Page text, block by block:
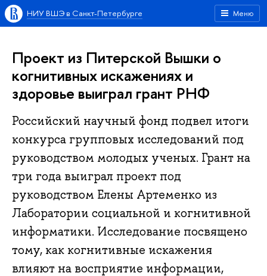
Меню
НИУ ВШЭ в Санкт-Петербурге
Проект из Питерской Вышки о
когнитивных искажениях и
здоровье выиграл грант РНФ
Российский научный фонд подвел итоги
конкурса групповых исследований под
руководством молодых ученых. Грант на
три года выиграл проект под
руководством Елены Артеменко из
Лаборатории социальной и когнитивной
информатики. Исследование посвящено
тому, как когнитивные искажения
влияют на восприятие информации,